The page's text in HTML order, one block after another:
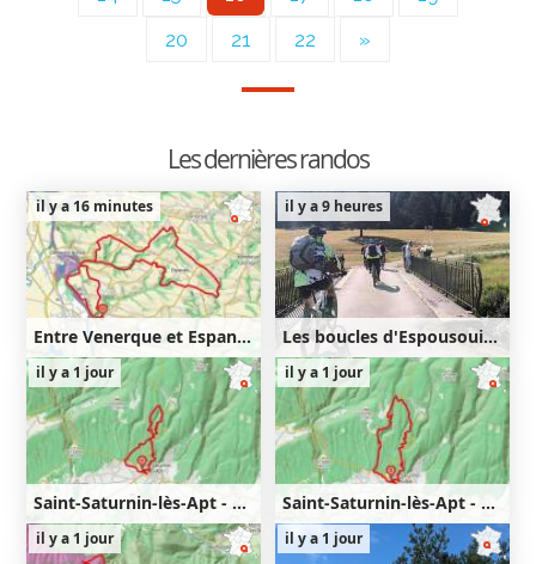
20
21 22 »
Les dernières randos
il y a 16 minutes
Entre Venerque et Espanès
25km
450m
450m
il y a 9 heures
Les boucles d'Espousouille
36km
830m
830m
il y a 1 jour
Saint-Saturnin-lès-Apt - Lourète - Redony
9km
350m 350m
il y a 1 jour
Saint-Saturnin-lès-Apt - Lourète - Vaucarlenque
11km
440m
il y a 1 jour il y a 1 jour